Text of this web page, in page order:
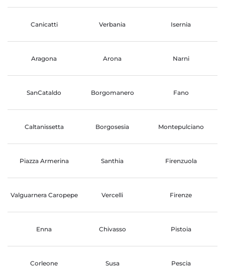
Canicatti Verbania Isernia
Aragona Arona Narni
SanCataldo Borgomanero Fano
Caltanissetta Borgosesia Montepulciano
Piazza Armerina Santhia Firenzuola
Valguarnera Caropepe Vercelli Firenze
Enna Chivasso Pistoia
Corleone Susa Pescia